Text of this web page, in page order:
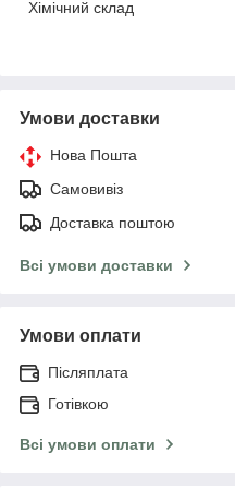
Хімічний склад
Умови доставки
Нова Пошта
Самовивіз
Доставка поштою
Всі умови доставки
Умови оплати
Післяплата
Готівкою
Всі умови оплати